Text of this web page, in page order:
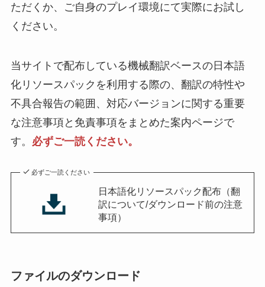
ただくか、ご自身のプレイ環境にて実際にお試し
ください。
当サイトで配布している機械翻訳ベースの日本語
化リソースパックを利用する際の、翻訳の特性や
不具合報告の範囲、対応バージョンに関する重要
な注意事項と免責事項をまとめた案内ページで
す。 必ずご一読ください。
必ずご一読ください
日本語化リソースパック配布（翻
訳について/ダウンロード前の注意
事項）
ファイルのダウンロード